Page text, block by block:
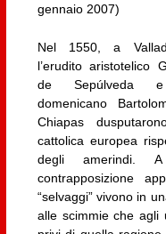
gennaio 2007)
Nel 1550, a
l’erudito aristotelico
de Sepúlveda
domenicano
Chiapas
cattolica europea
degli amerindi.
contrapposizione
“selvaggi” vivono in
alle scimmie che agli